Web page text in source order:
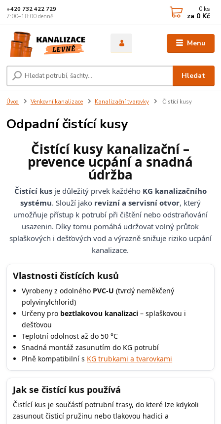
Menu
Hledat
+420 732 422 729
7:00–18:00 denně
0 ks
za 0 Kč
Úvod Venkovní kanalizace Kanalizační tvarovky Čistící kusy
Odpadní čistící kusy
Čistící kusy kanalizační –
prevence ucpání a snadná
údržba
Čistící kusje důležitý prvek každého KG kanalizačního
systému. Slouží jako revizní a servisní otvor, který
umožňuje přístup k potrubí při čištění nebo odstraňování
usazenin. Díky tomu pomáhá udržovat volný průtok
splaškových i dešťových vod a výrazně snižuje riziko ucpání
kanalizace.
Vlastnosti čistících kusů
Vyrobeny z odolného PVC-U (tvrdý neměkčený
polyvinylchlorid)
Určeny pro beztlakovou kanalizaci – splaškovou i
dešťovou
Teplotní odolnost až do 50 °C
Snadná montáž zasunutím do KG potrubí
Plně kompatibilní s KG trubkami a tvarovkami
Jak se čistící kus používá
Čistící kus je součástí potrubní trasy, do které lze kdykoli
zasunout čisticí pružinu nebo tlakovou hadici a